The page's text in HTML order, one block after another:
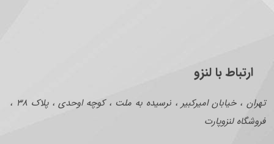
ارتباط با لنزو
تهران ، خیابان امیرکبیر ، نرسیده به ملت ، کوچه اوحدی ، پلاک ۳۸ ،
فروشگاه لنزوپارت